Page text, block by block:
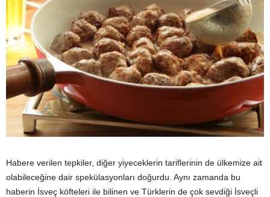
Habere verilen tepkiler, diğer yiyeceklerin tariflerinin de ülkemize ait
olabileceğine dair spekülasyonları doğurdu. Aynı zamanda bu
haberin İsveç köfteleri ile bilinen ve Türklerin de çok sevdiği İsveçli